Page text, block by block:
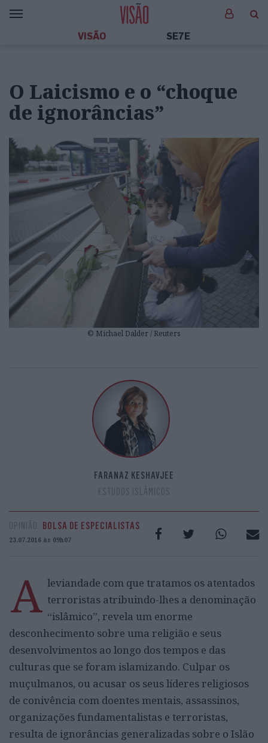
VISÃO SE7E
O Laicismo e o “choque
de ignorâncias”
© Michael Dalder / Reuters
FARANAZ KESHAVJEE
ESTUDOS ISLÂMICOS
OPINIÃO BOLSA DE ESPECIALISTAS
23.07.2016 às 09h07
A leviandade com que tratamos os atentados
terroristas atribuindo-lhes a denominação
“islâmico”, revela um enorme
desconhecimento sobre uma religião e seus
desenvolvimentos ao longo dos tempos e das
culturas que se foram islamizando. Culpar os
muçulmanos, ou acusar os seus líderes religiosos
de conivência com doentes mentais, assassinos,
organizações fundamentalistas e terroristas,
resulta de ignorâncias generalizadas sobre o Islão